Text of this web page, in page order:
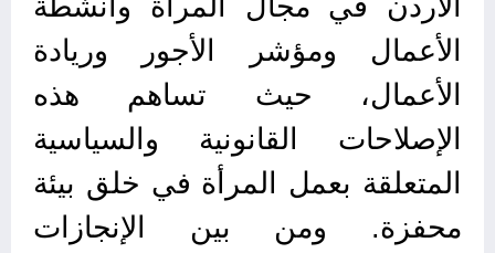
الأعمال ومؤشر الأجور وريادة
الأعمال، حيث تساهم هذه
الإصلاحات القانونية والسياسية
المتعلقة بعمل المرأة في خلق بيئة
محفزة. ومن بين الإنجازات